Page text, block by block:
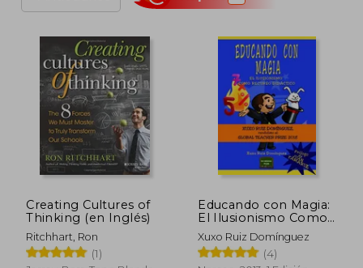
Creating Cultures of
Thinking (en Inglés)
Ritchhart, Ron
(1)
Educando con Magia:
El Ilusionismo Como
Recurso Didáctico
Xuxo Ruiz Domínguez
(4)